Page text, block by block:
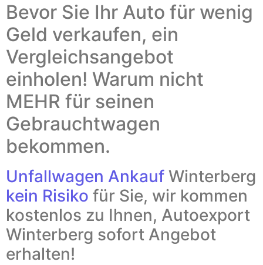
Bevor Sie Ihr Auto für wenig
Geld verkaufen, ein
Vergleichsangebot
einholen! Warum nicht
MEHR für seinen
Gebrauchtwagen
bekommen.
Unfallwagen Ankauf Winterberg
kein Risiko für Sie, wir kommen
kostenlos zu Ihnen, Autoexport
Winterberg sofort Angebot
erhalten!